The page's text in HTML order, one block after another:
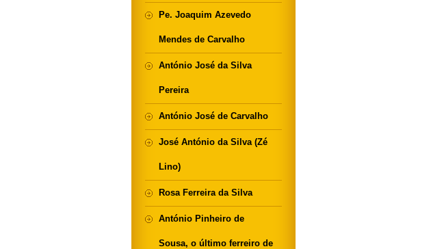
Pe. Joaquim Azevedo
Mendes de Carvalho
António José da Silva
Pereira
António José de Carvalho
José António da Silva (Zé
Lino)
Rosa Ferreira da Silva
António Pinheiro de
Sousa, o último ferreiro de